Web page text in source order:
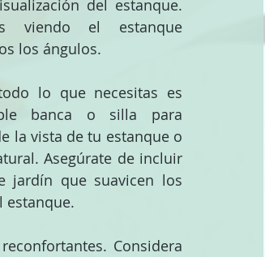
del estanque.
viendo el estanque
los ángulos.
lo que necesitas es
banca o silla para
la vista de tu estanque o
Asegúrate de incluir
jardín que suavicen los
estanque.
Considera